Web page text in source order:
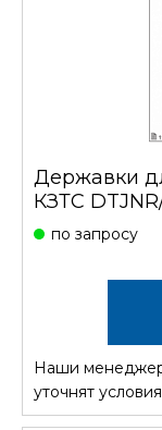
Державки
КЗТС
по запросу
Наши
уточнят